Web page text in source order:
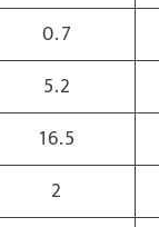
0.7
5.2
16.5
2